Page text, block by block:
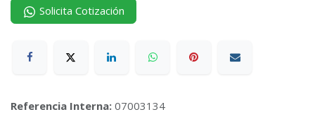
Solicita Cotización
Referencia Interna: 07003134